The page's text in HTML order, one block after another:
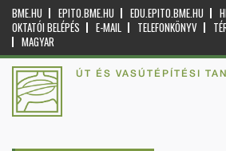
BME.HU EPITO.BME.HU EDU.EPITO.BME.HU
OKTATÓI BELÉPÉS
E-MAIL TELEFONKÖNYV
MAGYAR
ÚT ÉS VASÚTÉPÍTÉSI